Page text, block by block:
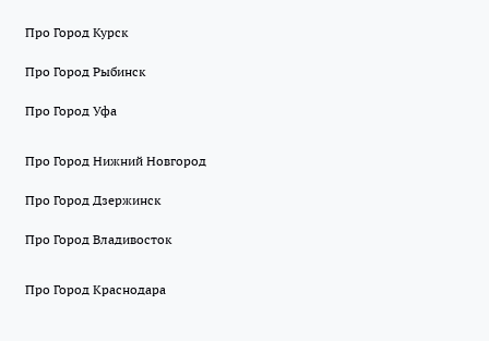
Про Город Курск
Про Город Рыбинск
Про Город Уфа
Про Город Нижний Новгород
Про Город Дзержинск
Про Город Владивосток
Про Город Краснодара